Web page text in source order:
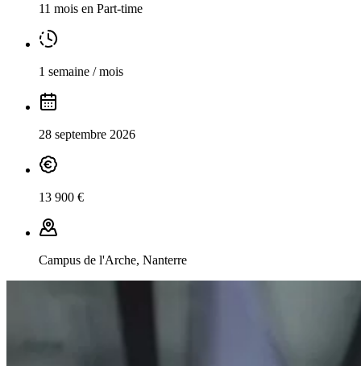
11 mois en Part-time
1 semaine / mois
28 septembre 2026
13 900 €
Campus de l'Arche, Nanterre